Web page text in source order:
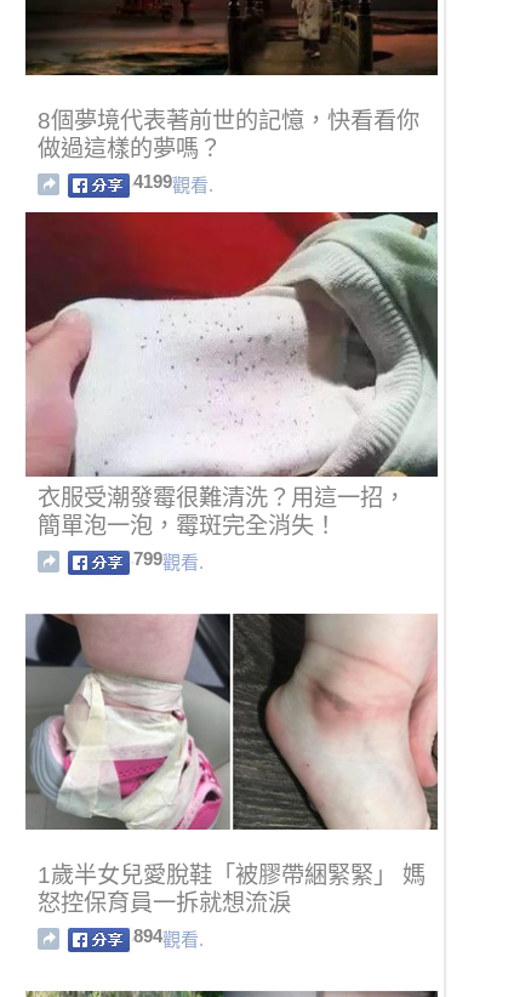
8個夢境代表著前世的記憶，快看看你
做過這樣的夢嗎？
4199觀看.
衣服受潮發霉很難清洗？用這一招，
簡單泡一泡，霉斑完全消失！
799觀看.
1歲半女兒愛脫鞋「被膠帶綑緊緊」 媽
怒控保育員一拆就想流淚
894觀看.